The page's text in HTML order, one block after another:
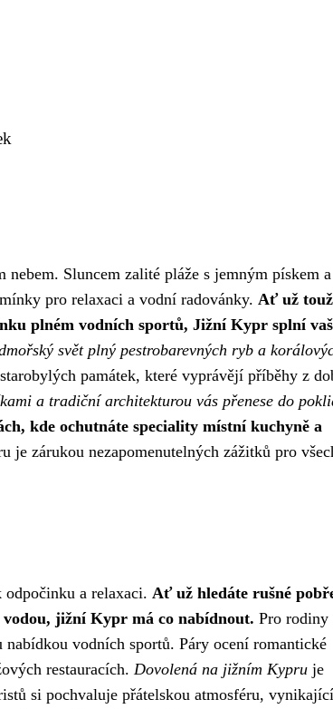
Sluncem zalité pláže s jemným pískem a
pro relaxaci a vodní radovánky. Ať už
plném vodních sportů, Jižní Kypr splní
svět plný pestrobarevných ryb a
památek, které vyprávějí příběhy z
a tradiční architekturou vás přenese do
kde ochutnáte speciality místní kuchyně a
je zárukou nezapomenutelných zážitků pro
a relaxaci. Ať už hledáte rušné
jižní Kypr má co nabídnout. Pro rodiny
vodních sportů. Páry ocení romantické
restauracích. Dovolená na jižním Kypru je
si pochvaluje přátelskou atmosféru, vynikající